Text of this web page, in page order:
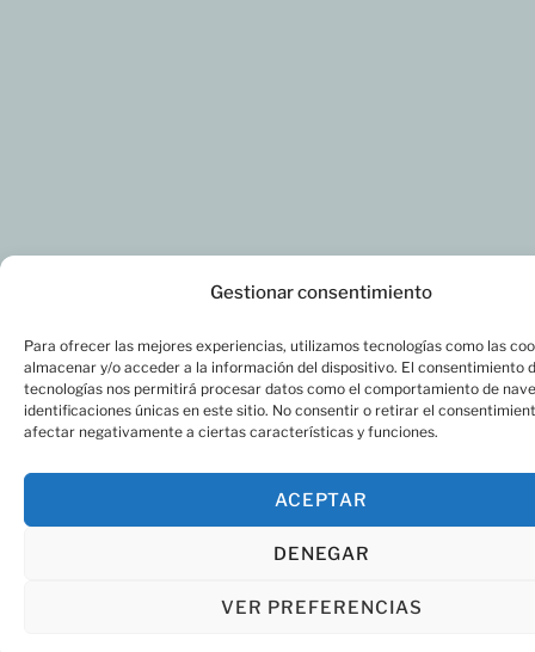
Gestionar consentimiento
Para ofrecer las mejores experiencias, utilizamos tecnologías como las
almacenar y/o acceder a la información del dispositivo. El consentimiento
tecnologías nos permitirá procesar datos como el comportamiento de
identificaciones únicas en este sitio. No consentir o retirar el
afectar negativamente a ciertas características y funciones.
ACEPTAR
DENEGAR
VER PREFERENCIAS